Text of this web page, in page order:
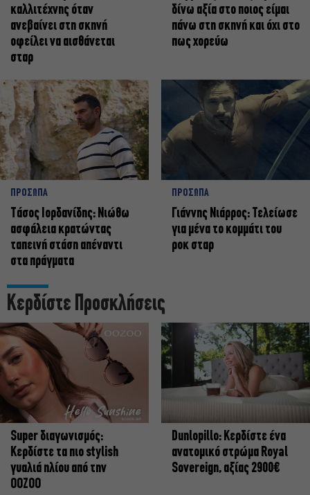
καλλιτέχνης όταν
ανεβαίνει στη σκηνή
οφείλει να αισθάνεται
σταρ
δίνω αξία στο ποιος είμαι
πάνω στη σκηνή και όχι στο
πως χορεύω
ΠΡΟΣΩΠΑ
Tάσος Ιορδανίδης: Νιώθω
ασφάλεια κρατώντας
ταπεινή στάση απέναντι
στα πράγματα
ΠΡΟΣΩΠΑ
Γιάννης Νιάρρος: Τελείωσε
για μένα το κομμάτι του
ροκ σταρ
Κερδίστε Προσκλήσεις
Super διαγωνισμός:
Κερδίστε τα πιο stylish
γυαλιά ηλίου από την
OOZOO
Dunlopillo: Κερδίστε ένα
ανατομικό στρώμα Royal
Sovereign, αξίας 2900€